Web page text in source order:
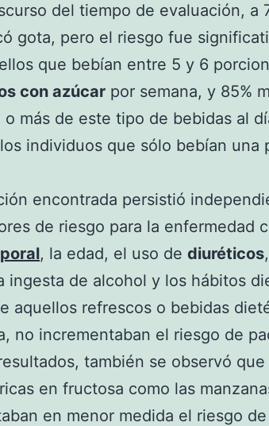
del tiempo de evaluación, a
gota, pero el riesgo fue
que bebían entre 5 y 6
con azúcar por semana, y 85%
o más de este tipo de bebidas al
individuos que sólo bebían una
encontrada persistió
de riesgo para la enfermedad
, la edad, el uso de diuréticos
ingesta de alcohol y los hábitos
aquellos refrescos o bebidas
no incrementaban el riesgo de
también se observó
en fructosa como las
en menor medida el riesgo